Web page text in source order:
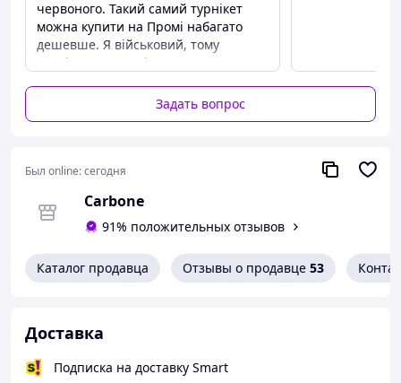
Преимущества
• Быстрая и эффективная остановка кровотечения
• Возможность накладки одной рукой
• Используется военными и медицинскими
червоного. Такий самий турнікет
можна купити на Промі набагато
дешевше. Я військовий, тому
турнікет на пошті за мене отримали
перевіряти, і вони не розпакували
посилку. Оскільки турнікет вже
його обміняти, він вкрай
Недостатки
Це не той товар, що на картинці
Задать вопрос
Был online:сегодня
Carbone
91% положительных отзывов
Каталог продавца Отзывы о продавце 53
Доставка
Подписка на доставку Smart